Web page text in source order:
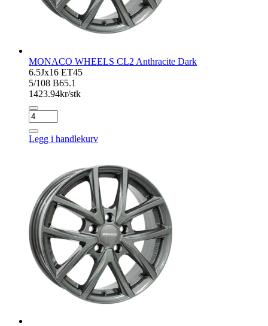
MONACO WHEELS CL2 Anthracite Dark
6.5Jx16 ET45
5/108 B65.1
1423.94kr/stk
MONACO
WHEELS
CL2
Anthracite
Legg i handlekurv